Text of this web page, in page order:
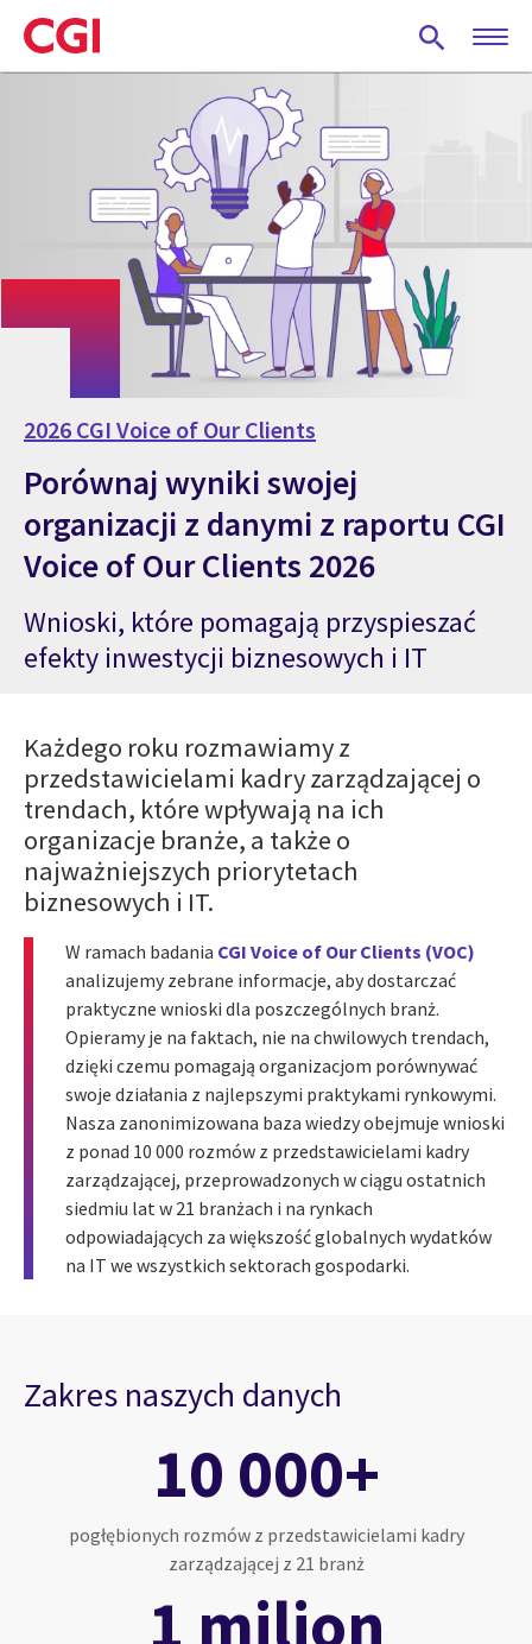
Skip
to
main
2026 CGI Voice of Our Clients
Porównaj wyniki swojej
organizacji z danymi z raportu CGI
Voice of Our Clients 2026
Wnioski, które pomagają przyspieszać
efekty inwestycji biznesowych i IT
Każdego roku rozmawiamy z
przedstawicielami kadry zarządzającej o
trendach, które wpływają na ich
organizacje branże, a także o
najważniejszych priorytetach
biznesowych i IT.
W ramach badania CGI Voice of Our Clients (VOC)
analizujemy zebrane informacje, aby dostarczać
praktyczne wnioski dla poszczególnych branż.
Opieramy je na faktach, nie na chwilowych trendach,
dzięki czemu pomagają organizacjom porównywać
swoje działania z najlepszymi praktykami rynkowymi.
Nasza zanonimizowana baza wiedzy obejmuje wnioski
z ponad 10 000 rozmów z przedstawicielami kadry
zarządzającej, przeprowadzonych w ciągu ostatnich
siedmiu lat w 21 branżach i na rynkach
odpowiadających za większość globalnych wydatków
na IT we wszystkich sektorach gospodarki.
Zakres naszych danych
10 000+
pogłębionych rozmów z przedstawicielami kadry
zarządzającej z 21 branż
1 milion